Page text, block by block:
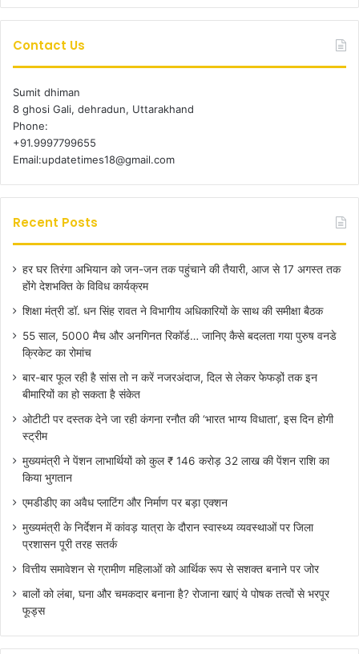
Contact Us
Sumit dhiman
8 ghosi Gali, dehradun, Uttarakhand
Phone:
+91.9997799655
Email:updatetimes18@gmail.com
Recent Posts
हर घर तिरंगा अभियान को जन-जन तक पहुंचाने की तैयारी, आज से 17 अगस्त तक
होंगे देशभक्ति के विविध कार्यक्रम
शिक्षा मंत्री डॉ. धन सिंह रावत ने विभागीय अधिकारियों के साथ की समीक्षा बैठक
55 साल, 5000 मैच और अनगिनत रिकॉर्ड… जानिए कैसे बदलता गया पुरुष वनडे
क्रिकेट का रोमांच
बार-बार फूल रही है सांस तो न करें नजरअंदाज, दिल से लेकर फेफड़ों तक इन
बीमारियों का हो सकता है संकेत
ओटीटी पर दस्तक देने जा रही कंगना रनौत की ‘भारत भाग्य विधाता’, इस दिन होगी
स्ट्रीम
मुख्यमंत्री ने पेंशन लाभार्थियों को कुल ₹ 146 करोड़ 32 लाख की पेंशन राशि का
किया भुगतान
एमडीडीए का अवैध प्लाटिंग और निर्माण पर बड़ा एक्शन
मुख्यमंत्री के निर्देशन में कांवड़ यात्रा के दौरान स्वास्थ्य व्यवस्थाओं पर जिला
प्रशासन पूरी तरह सतर्क
वित्तीय समावेशन से ग्रामीण महिलाओं को आर्थिक रूप से सशक्त बनाने पर जोर
बालों को लंबा, घना और चमकदार बनाना है? रोजाना खाएं ये पोषक तत्वों से भरपूर
फूड्स